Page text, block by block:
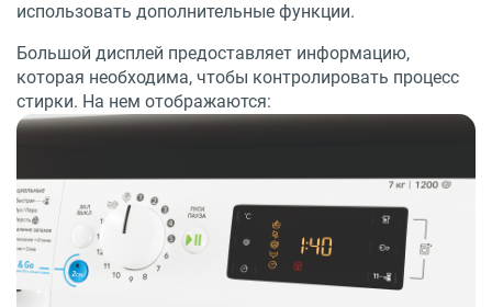
использовать дополнительные функции.
Большой дисплей предоставляет информацию,
которая необходима, чтобы контролировать процесс
стирки. На нем отображаются: